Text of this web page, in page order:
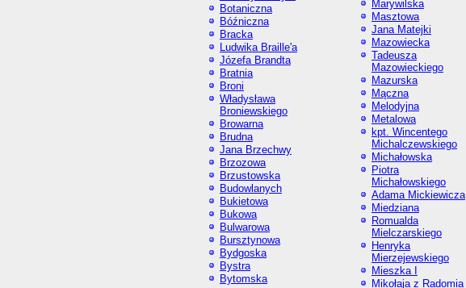
Botaniczna
Bóźniczna
Bracka
Ludwika Braille'a
Józefa Brandta
Bratnia
Broni
Władysława
Broniewskiego
Browarna
Brudna
Jana Brzechwy
Brzozowa
Brzustowska
Budowlanych
Bukietowa
Bukowa
Bulwarowa
Bursztynowa
Bydgoska
Bystra
Bytomska
Marywilska
Masztowa
Jana Matejki
Mazowiecka
Tadeusza
Mazowieckiego
Mazurska
Mączna
Melodyjna
Metalowa
kpt. Wincentego
Michalczewskiego
Michałowska
Piotra
Michałowskiego
Adama Mickiewicza
Miedziana
Romualda
Mielczarskiego
Henryka
Mierzejewskiego
Mieszka I
Mikołaja z Radomia